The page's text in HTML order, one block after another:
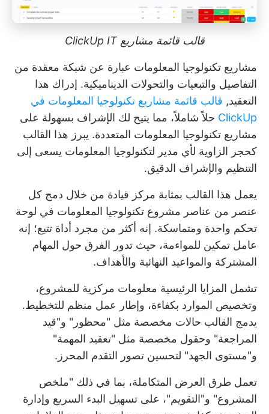
قالب قائمة مشاريع ClickUp IT
مشاريع تكنولوجيا المعلومات عبارة عن شبكة معقدة من
التفاصيل والتبعيات والتحولات الديناميكية. إدراك هذا
التعقيد, قالب قائمة مشاريع تكنولوجيا المعلومات في
ClickUp حلاً شاملاً، مما يتيح لك الإشراف بسهولة على
مشاريع تكنولوجيا المعلومات المتعددة. يبرز هذا القالب
كحجر الزاوية لأي مدير لتكنولوجيا المعلومات يسعى إلى
التنظيم والإشراف الدقيق.
يعمل هذا القالب بمثابة مركز قيادة من خلال دمج كل
عنصر من عناصر مشروع تكنولوجيا المعلومات في لوحة
تحكم واحدة ومتماسكة. إنه أكثر من مجرد أداة تتبع؛ إنه
عامل تمكين للمواءمة، حيث تدور الفرق حول المهام
المشتركة والمواعيد النهائية والأهداف.
تشمل المزايا الرئيسية معلومات مركزية للمشروع،
وتخصيص الموارد بكفاءة، وإطار عمل منظم للتخطيط.
يدمج القالب حالات مخصصة مثل "محظور" و"قيد
المراجعة" وحقول مخصصة مثل "تعقيد المهمة"
و"مستوى الجهد" لتحسين تصور التقدم المحرز.
تعمل طرق العرض المتكاملة، بما في ذلك "ملخص
المشروع" و"التقويم"، على تسهيل البدء السريع وإدارة